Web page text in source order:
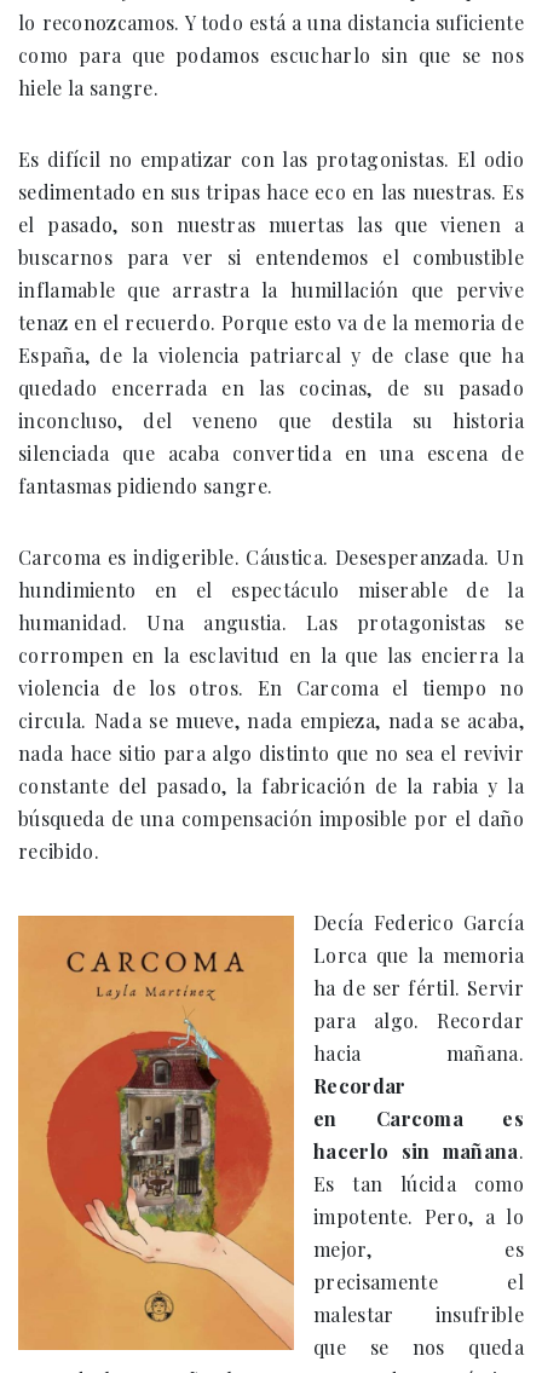
lo reconozcamos. Y todo está a una distancia suficiente
como para que podamos escucharlo sin que se nos
hiele la sangre.
Es difícil no empatizar con las protagonistas. El odio
sedimentado en sus tripas hace eco en las nuestras. Es
el pasado, son nuestras muertas las que vienen a
buscarnos para ver si entendemos el combustible
inflamable que arrastra la humillación que pervive
tenaz en el recuerdo. Porque esto va de la memoria de
España, de la violencia patriarcal y de clase que ha
quedado encerrada en las cocinas, de su pasado
inconcluso, del veneno que destila su historia
silenciada que acaba convertida en una escena de
fantasmas pidiendo sangre.
Carcoma es indigerible. Cáustica. Desesperanzada. Un
hundimiento en el espectáculo miserable de la
humanidad. Una angustia. Las protagonistas se
corrompen en la esclavitud en la que las encierra la
violencia de los otros. En Carcoma el tiempo no
circula. Nada se mueve, nada empieza, nada se acaba,
nada hace sitio para algo distinto que no sea el revivir
constante del pasado, la fabricación de la rabia y la
búsqueda de una compensación imposible por el daño
recibido.
Decía Federico García
Lorca que la memoria
ha de ser fértil. Servir
para algo. Recordar
hacia mañana.
Recordar
en Carcoma es
hacerlo sin mañana.
Es tan lúcida como
impotente. Pero, a lo
mejor, es
precisamente el
malestar insufrible
que se nos queda